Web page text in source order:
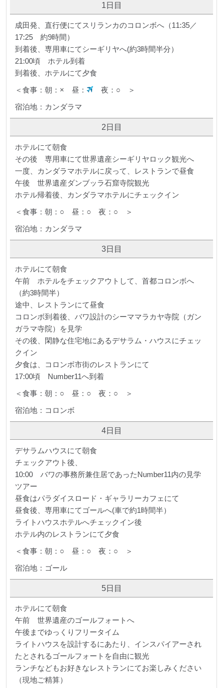
1日目
成田発、直行便にてスリランカのコロンボへ（11:35／
17:25 約9時間）
到着後、専用車にてシーギリヤへ(約3時間半分）
21:00頃 ホテル到着
到着後、ホテルにて夕食
＜食事：朝：× 昼：
夜：○ ＞
宿泊地：カンダラマ
2日目
ホテルにて朝食
その後 専用車にて世界遺産シーギリヤロック観光へ
一度、カンダラマホテルに戻って、レストランで昼食
午後 世界遺産ダンブッラ石窟寺院観光
ホテル帰着後、カンダラマホテルにチェックイン
＜食事：朝：○ 昼：○ 夜：○ ＞
宿泊地：カンダラマ
3日目
ホテルにて朝食
午前 ホテルをチェックアウトして、首都コロンボへ
（約3時間半）
途中、レストランにて昼食
コロンボ到着後、バワ設計のシーママラカヤ寺院（ガン
ガラマ寺院）を見学
その後、閑静な住宅地にあるデサラム・ハウスにチェッ
クイン
夕食は、コロンボ市街のレストランにて
17:00頃 Number11へ到着
＜食事：朝：○ 昼：○ 夜：○ ＞
宿泊地：コロンボ
4日目
デサラムハウスにて朝食
チェックアウト後、
10:00 バワの事務所兼住居であったNumber11内の見学
ツアー
昼食はパラダイスロード・ギャラリーカフェにて
昼食後、専用車にてゴールへ(車で約1時間半）
ライトハウスホテルへチェックイン後
ホテル内のレストランにて夕食
＜食事：朝：○ 昼：○ 夜：○ ＞
宿泊地：ゴール
5日目
ホテルにて朝食
午前 世界遺産のゴールフォートへ
午後までゆっくりフリータイム
ライトハウスを設計するにあたり、インスパイアーされ
たとされるゴールフォートを自由に観光
ランチなどもお好きなレストランにてお楽しみください
（現地ご精算）